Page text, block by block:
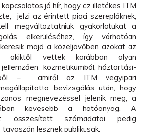
jó hír, hogy az illetékes ITM
jelzi az érintett piaci szereplőknek,
megváltoztatniuk gyakorlatukat a
elkerüléséhez, így várhatóan
majd a közeljövőben azokat az
akiktől vettek korábban olyan
kozmetikumból, háztartási-
– amiről az ITM vegyipari
bevizsgálás után, hogy
megnevezéssel jelenik meg, a
kevesebb a hatóanyag. A
összesített számadatai pedig
lesznek publikusak.